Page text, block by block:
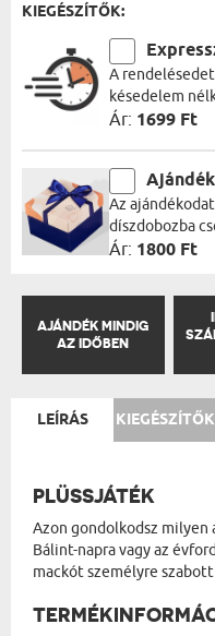
KIEGÉSZÍTŐK:
A
késedelem
Ár: 1699 Ft
Az
díszdobozba
Ár: 1800 Ft
AJÁNDÉK MINDIG
AZ IDŐBEN
LEÍRÁS KIEGÉSZÍTŐK
PLÜSSJÁTÉK
Azon gondolkodsz milyen
Bálint-napra vagy az
mackót személyre